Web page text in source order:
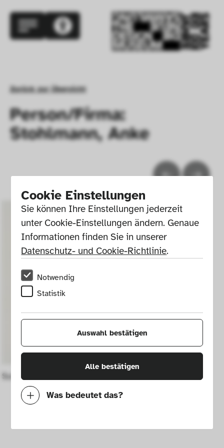
Cookie Einstellungen
Sie können Ihre Einstellungen jederzeit
unter Cookie-Einstellungen ändern. Genaue
Informationen finden Sie in unserer
Datenschutz- und Cookie-Richtlinie.
Notwendig
Statistik
Auswahl bestätigen
Alle bestätigen
Was bedeutet das?
Mit diesen Cookies können wir durch
Zurück zur Übersicht
Person/Firma:
Stohlmann, Anke
Sufragettes to She-Devils